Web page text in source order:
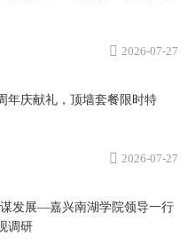
2026-07-27
年庆献礼，顶墙套餐限时特
2026-07-27
谋发展—嘉兴南湖学院领导一行
调研